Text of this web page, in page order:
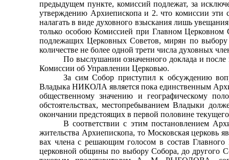
предыдущем пункте, комиссий подлежат, за
утверждению Архиепископа и 2. что комиссии
налагать в виде духовного взыскания лишь
только особою Комиссией при Главном
подлежа­щих Церковных Советов, мирян по выбору
количест­ве не более одной трети числа духовных
По выслушании означенного доклада и после
Комиссии об Управлении Церковью.
За сим Собор приступил к обсуждению
Владыка НИКОЛА является пока единственным
обще­ственному значению и географическому
обстоятель­ствах, местопребыванием Владыки
окончании предстоящих в первой половине
В соответствии с этим постановлением
жительства Архиепископа, то Московская церковь
вах члена с решающим голосом в состав
церковной общины по выбору Собора, до другого